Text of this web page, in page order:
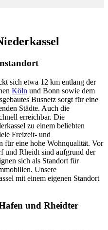
sich etwa 12 km entlang der
Köln und Bonn sowie dem
Busnetz sorgt für eine
Städte. Auch die
erreichbar. Die
zu einem beliebten
Freizeit- und
für eine hohe Wohnqualität. Vor
und Rheidt sind aufgrund der
sich als Standort für
Unsere
mit einem eigenen Standort
und Rheidter